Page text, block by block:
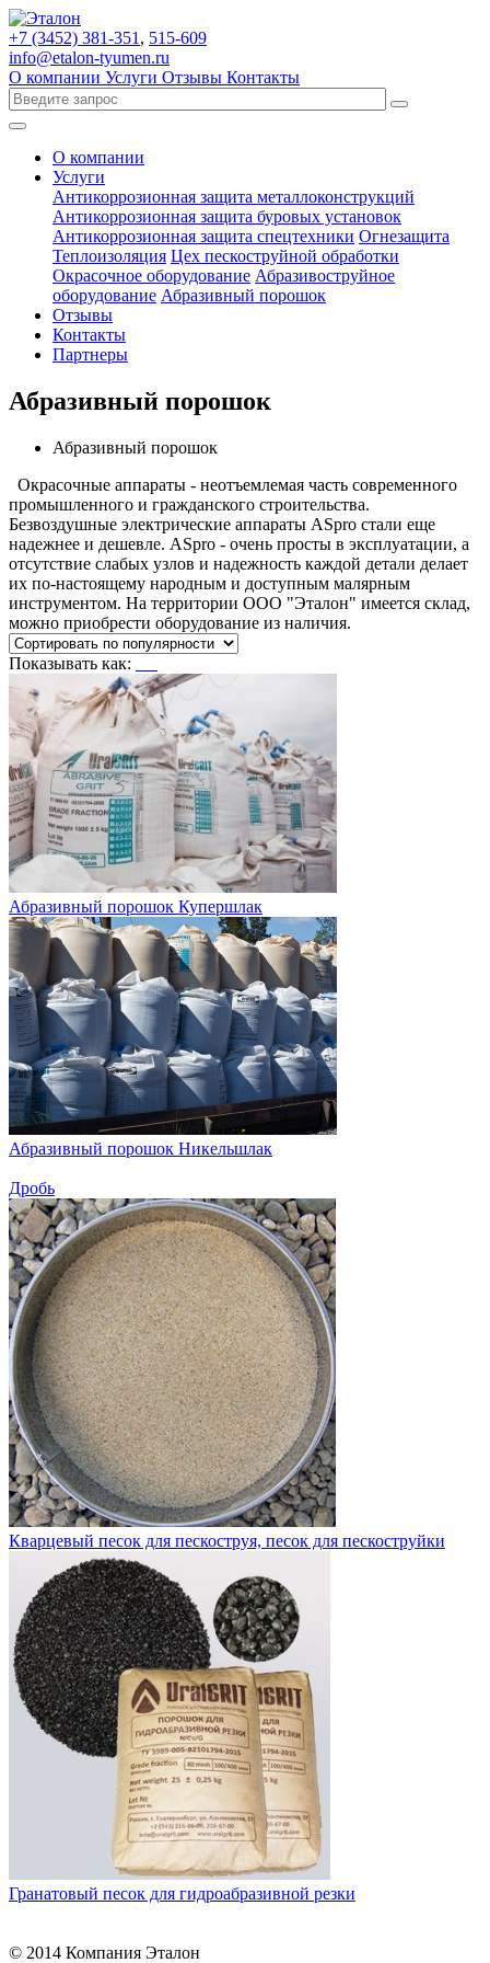
+7 (3452) 381-351 , 515-609
info@etalon-tyumen.ru
О компании Услуги Отзывы Контакты
О компании
Услуги
Антикоррозионная защита металлоконструкций
Антикоррозионная защита буровых установок
Антикоррозионная защита спецтехники Огнезащита
Теплоизоляция Цех пескоструйной обработки
Окрасочное оборудование Абразивоструйное
оборудование Абразивный порошок
Отзывы
Контакты
Партнеры
Абразивный порошок
Абразивный порошок
Окрасочные аппараты - неотъемлемая часть современного
промышленного и гражданского строительства.
Безвоздушные электрические аппараты ASpro стали еще
надежнее и дешевле. ASpro - очень просты в эксплуатации, а
отсутствие слабых узлов и надежность каждой детали делает
их по-настоящему народным и доступным малярным
инструментом. На территории ООО "Эталон" имеется склад,
можно приобрести оборудование из наличия.
Показывать как:
Абразивный порошок Купершлак
Абразивный порошок Никельшлак
Дробь
Кварцевый песок для пескоструя, песок для пескоструйки
Гранатовый песок для гидроабразивной резки
© 2014 Компания Эталон